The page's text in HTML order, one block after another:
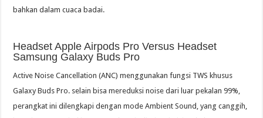
bahkan dalam cuaca badai.
Headset Apple Airpods Pro Versus Headset
Samsung Galaxy Buds Pro
Active Noise Cancellation (ANC) menggunakan fungsi TWS khusus
Galaxy Buds Pro. selain bisa mereduksi noise dari luar pekalan 99%,
perangkat ini dilengkapi dengan mode Ambient Sound, yang canggih,